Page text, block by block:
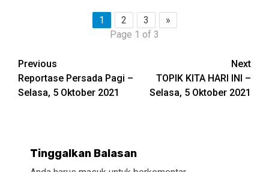
1 2 3
»
Page 1 of 3
Continue
Reading
Previous
Reportase Persada Pagi –
Selasa, 5 Oktober 2021
Next
TOPIK KITA HARI INI –
Selasa, 5 Oktober 2021
Tinggalkan Balasan